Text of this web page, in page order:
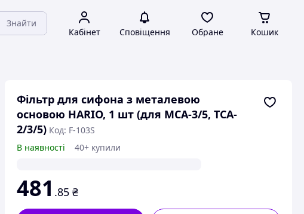
Знайти
Кабінет Сповіщення Обране Кошик
Фільтр для сифона з металевою
основою HARIO, 1 шт (для MCA-3/5, TCA-
2/3/5) Код: F-103S
В наявності
40+ купили
481 .85 ₴